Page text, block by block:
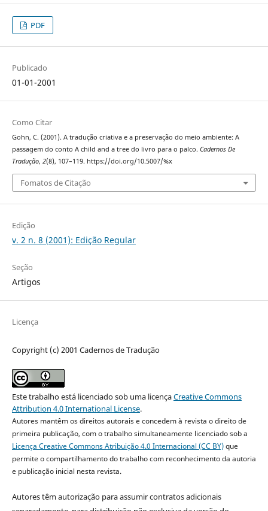
PDF
Publicado
01-01-2001
Como Citar
Gohn, C. (2001). A tradução criativa e a preservação do meio ambiente: A
passagem do conto A child and a tree do livro para o palco. Cadernos De
Tradução, 2(8), 107–119. https://doi.org/10.5007/%x
Fomatos de Citação
Edição
v. 2 n. 8 (2001): Edição Regular
Seção
Artigos
Licença
Copyright (c) 2001 Cadernos de Tradução
Este trabalho está licenciado sob uma licençaCreative Commons
Attribution 4.0 International License.
Autores mantêm os direitos autorais e concedem à revista o direito de
primeira publicação, com o trabalho simultaneamente licenciado sob a
Licença Creative Commons Atribuição 4.0 Internacional (CC BY)que
permite o compartilhamento do trabalho com reconhecimento da autoria
e publicação inicial nesta revista.
Autores têm autorização para assumir contratos adicionais